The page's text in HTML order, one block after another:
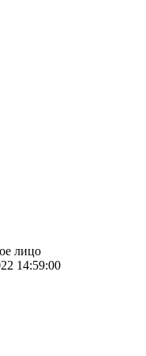
лицо
14:59:00